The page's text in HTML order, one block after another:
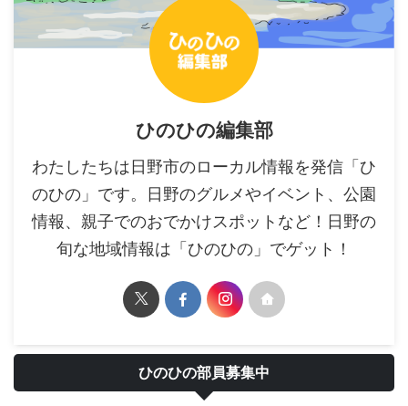
ひのひの編集部
わたしたちは日野市のローカル情報を発信「ひ
のひの」です。日野のグルメやイベント、公園
情報、親子でのおでかけスポットなど！日野の
旬な地域情報は「ひのひの」でゲット！
ひのひの部員募集中